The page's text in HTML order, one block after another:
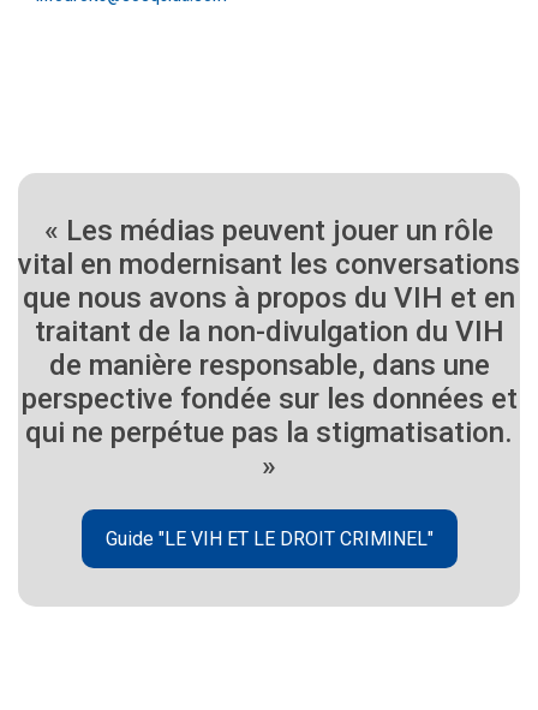
« Les médias peuvent jouer un rôle
vital en modernisant les conversations
que nous avons à propos du VIH et en
traitant de la non-divulgation du VIH
de manière responsable, dans une
perspective fondée sur les données et
qui ne perpétue pas la stigmatisation.
»
Guide "LE VIH ET LE DROIT CRIMINEL"